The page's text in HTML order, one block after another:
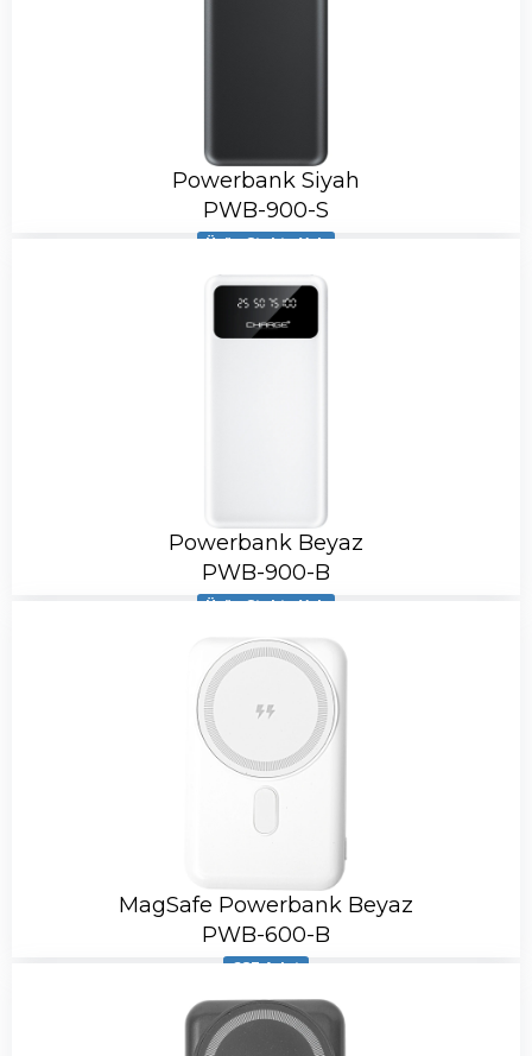
Powerbank Siyah
PWB-900-S
Ürün Stokta Yok
Powerbank Beyaz
PWB-900-B
Ürün Stokta Yok
MagSafe Powerbank Beyaz
PWB-600-B
683 Adet